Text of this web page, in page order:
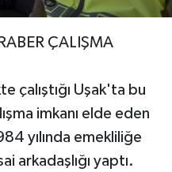
ÇALIŞMA
çalıştığı Uşak'ta bu
imkanı elde eden
yılında emekliliğe
arkadaşlığı yaptı.